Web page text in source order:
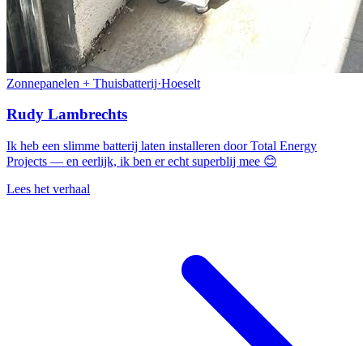
Zonnepanelen + Thuisbatterij·Hoeselt
Rudy Lambrechts
Ik heb een slimme batterij laten installeren door Total Energy
Projects — en eerlijk, ik ben er echt superblij mee 😊
Lees het verhaal